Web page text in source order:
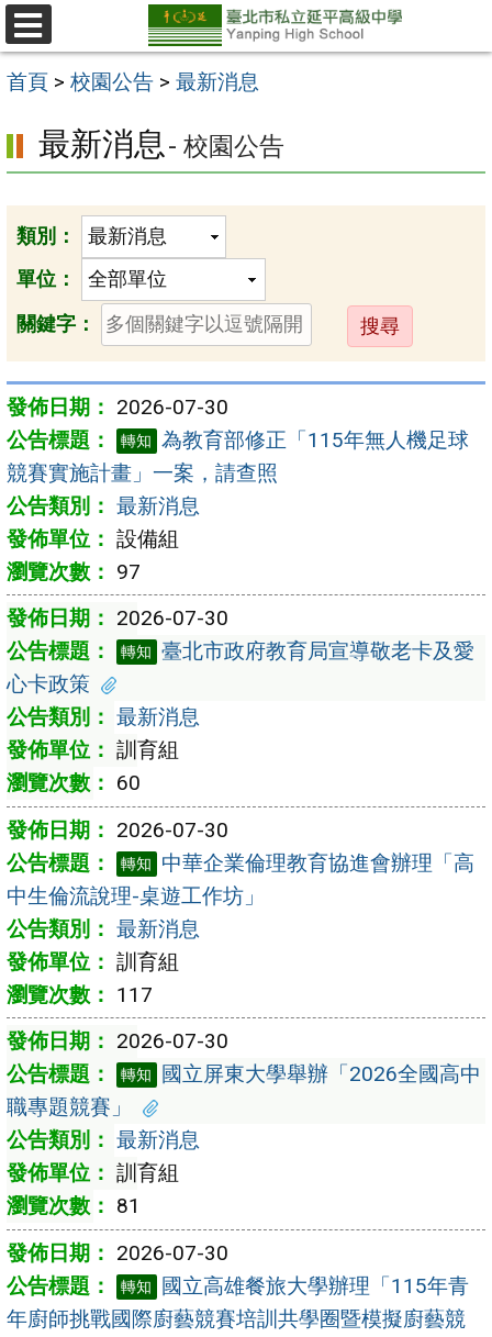
跳
至
主
容
區
選
單
首頁 > 校園公告 > 最新消息
最新消息- 校園公告
類別：
單位：
關鍵字：
送
出
2026-07-30
轉知 為教育部修正「115年無人機足球
競賽實施計畫」一案，請查照
最新消息
設備組
97
2026-07-30
轉知 臺北市政府教育局宣導敬老卡及愛
心卡政策
最新消息
訓育組
60
2026-07-30
轉知
中華企業倫理教育協進會辦理「高
中生倫流說理-桌遊工作坊」
最新消息
訓育組
117
2026-07-30
轉知
國立屏東大學舉辦「2026全國高中
職專題競賽」
最新消息
訓育組
81
2026-07-30
轉知
國立高雄餐旅大學辦理「115年青
年廚師挑戰國際廚藝競賽培訓共學圈暨模擬廚藝競